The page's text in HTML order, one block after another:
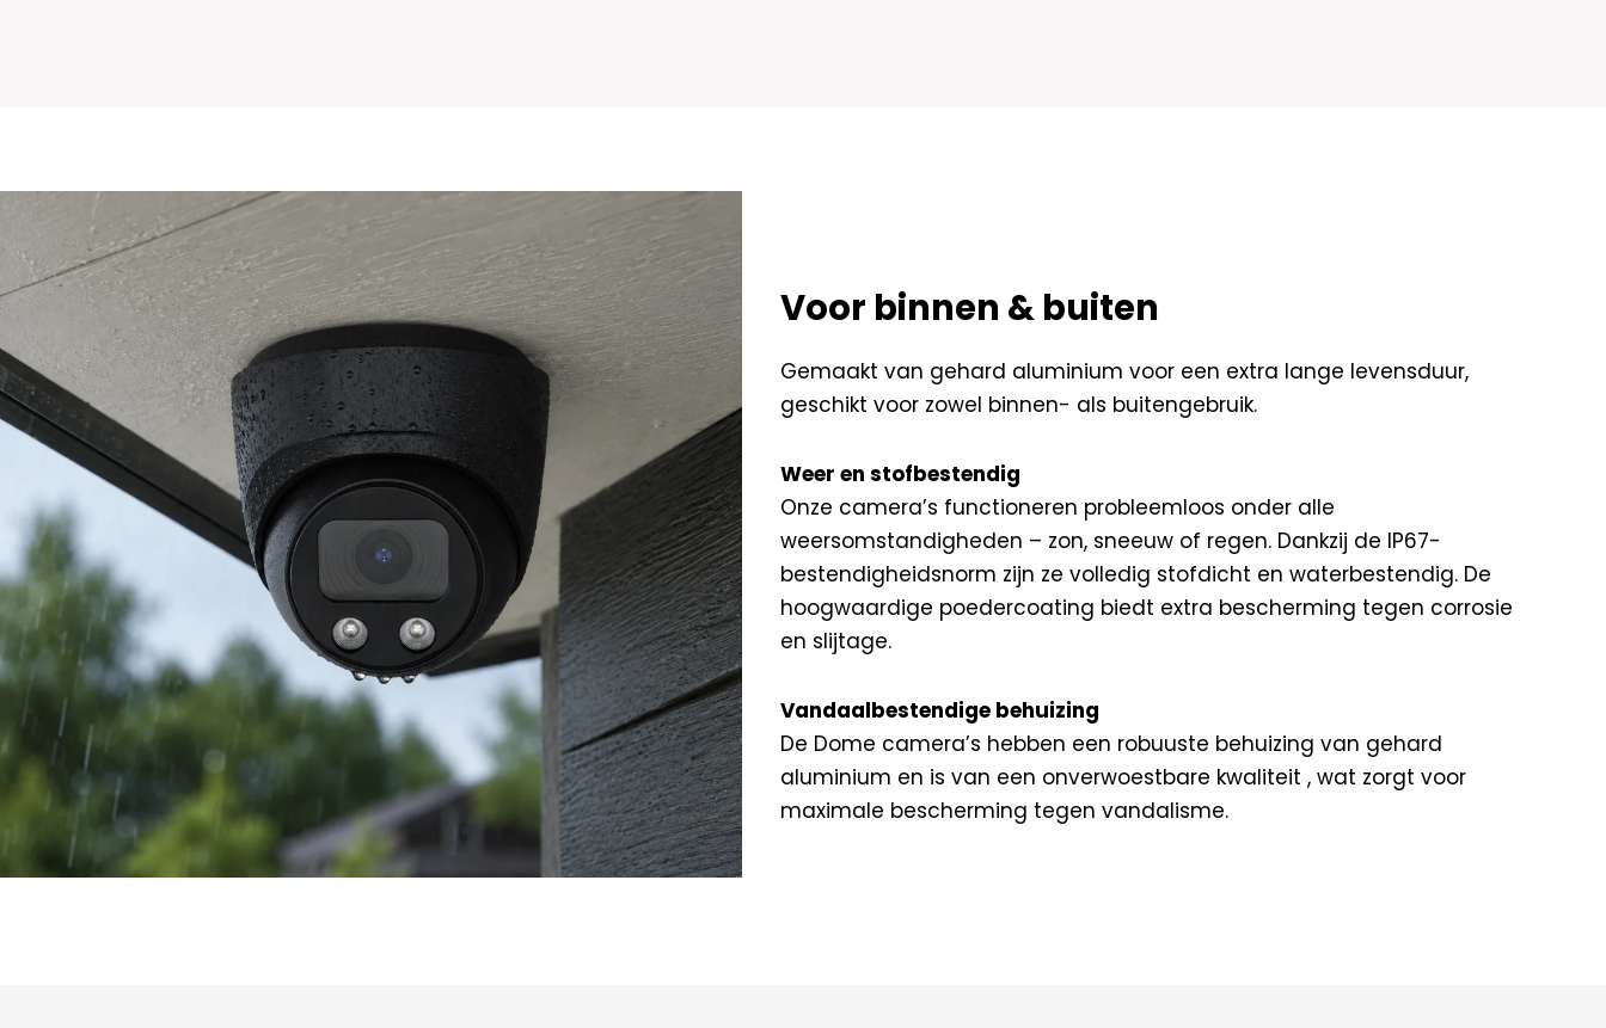
Voor binnen & buiten
Gemaakt van gehard aluminium voor een extra lange levensduur,
geschikt voor zowel binnen- als buitengebruik.
Weer en stofbestendig
Onze camera’s functioneren probleemloos onder alle
weersomstandigheden – zon, sneeuw of regen. Dankzij de IP67-
bestendigheidsnorm zijn ze volledig stofdicht en waterbestendig. De
hoogwaardige poedercoating biedt extra bescherming tegen corrosie
en slijtage.
Vandaalbestendige behuizing
De Dome camera’s hebben een robuuste behuizing van gehard
aluminium en is van een onverwoestbare kwaliteit , wat zorgt voor
maximale bescherming tegen vandalisme.